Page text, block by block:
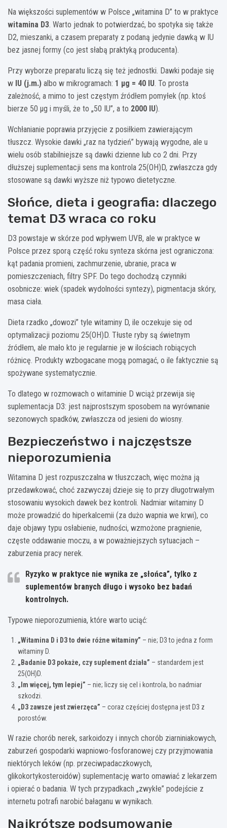
Na większości suplementów w Polsce „witamina D” to w praktyce
witamina D3. Warto jednak to potwierdzać, bo spotyka się także
D2, mieszanki, a czasem preparaty z podaną jedynie dawką w IU
bez jasnej formy (co jest słabą praktyką producenta).
Przy wyborze preparatu liczą się też jednostki. Dawki podaje się
w IU (j.m.) albo w mikrogramach: 1 µg = 40 IU. To prosta
zależność, a mimo to jest częstym źródłem pomyłek (np. ktoś
bierze 50 µg i myśli, że to „50 IU”, a to 2000 IU).
Wchłanianie poprawia przyjęcie z posiłkiem zawierającym
tłuszcz. Wysokie dawki „raz na tydzień” bywają wygodne, ale u
wielu osób stabilniejsze są dawki dzienne lub co 2 dni. Przy
dłuższej suplementacji sens ma kontrola 25(OH)D, zwłaszcza gdy
stosowane są dawki wyższe niż typowo dietetyczne.
Słońce, dieta i geografia: dlaczego
temat D3 wraca co roku
D3 powstaje w skórze pod wpływem UVB, ale w praktyce w
Polsce przez sporą część roku synteza skórna jest ograniczona:
kąt padania promieni, zachmurzenie, ubranie, praca w
pomieszczeniach, filtry SPF. Do tego dochodzą czynniki
osobnicze: wiek (spadek wydolności syntezy), pigmentacja skóry,
masa ciała.
Dieta rzadko „dowozi” tyle witaminy D, ile oczekuje się od
optymalizacji poziomu 25(OH)D. Tłuste ryby są świetnym
źródłem, ale mało kto je regularnie je w ilościach robiących
różnicę. Produkty wzbogacane mogą pomagać, o ile faktycznie są
spożywane systematycznie.
To dlatego w rozmowach o witaminie D wciąż przewija się
suplementacja D3: jest najprostszym sposobem na wyrównanie
sezonowych spadków, zwłaszcza od jesieni do wiosny.
Bezpieczeństwo i najczęstsze
nieporozumienia
Witamina D jest rozpuszczalna w tłuszczach, więc można ją
przedawkować, choć zazwyczaj dzieje się to przy długotrwałym
stosowaniu wysokich dawek bez kontroli. Nadmiar witaminy D
może prowadzić do hiperkalcemii (za dużo wapnia we krwi), co
daje objawy typu osłabienie, nudności, wzmożone pragnienie,
częste oddawanie moczu, a w poważniejszych sytuacjach –
zaburzenia pracy nerek.
Ryzyko w praktyce nie wynika ze „słońca”, tylko z
suplementów branych długo i wysoko bez badań
kontrolnych.
Typowe nieporozumienia, które warto uciąć:
„Witamina D i D3 to dwie różne witaminy” – nie; D3 to jedna z form
witaminy D.
„Badanie D3 pokaże, czy suplement działa” – standardem jest
25(OH)D.
„Im więcej, tym lepiej” – nie; liczy się cel i kontrola, bo nadmiar
szkodzi.
„D3 zawsze jest zwierzęca” – coraz częściej dostępna jest D3 z
porostów.
W razie chorób nerek, sarkoidozy i innych chorób ziarniniakowych,
zaburzeń gospodarki wapniowo-fosforanowej czy przyjmowania
niektórych leków (np. przeciwpadaczkowych,
glikokortykosteroidów) suplementację warto omawiać z lekarzem
i opierać o badania. W tych przypadkach „zwykłe” podejście z
internetu potrafi narobić bałaganu w wynikach.
Najkrótsze podsumowanie